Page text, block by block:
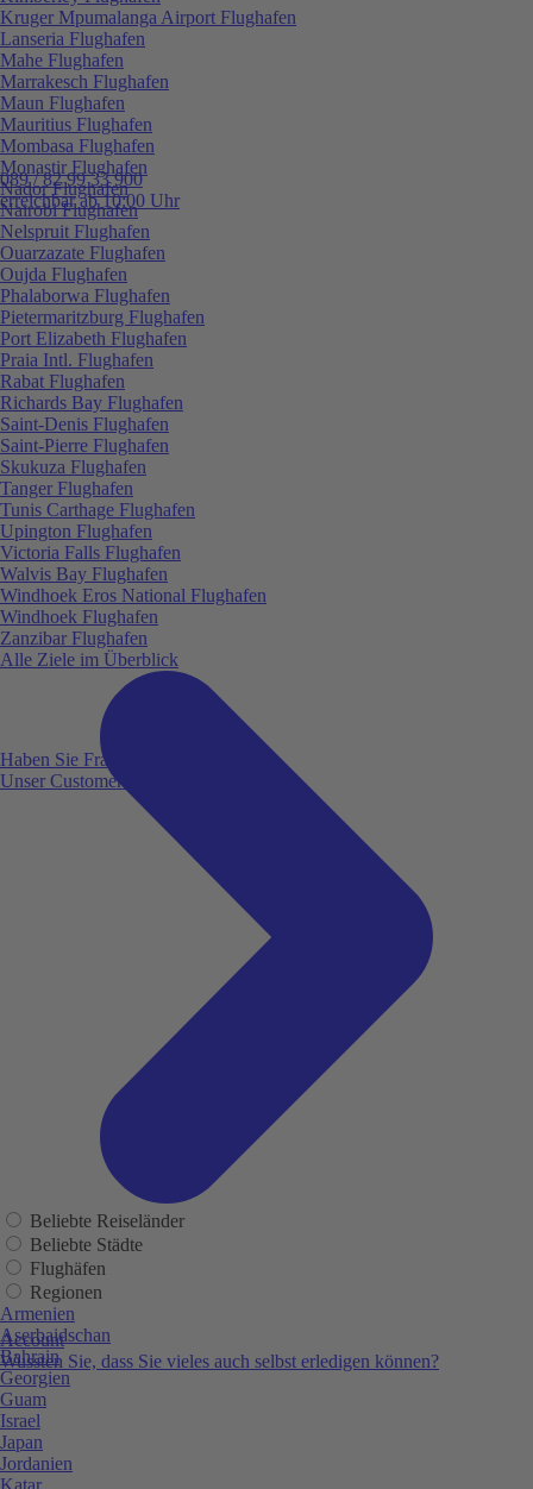
089 / 82 99 33 900
erreichbar ab 10:00 Uhr
Haben Sie Fragen?
Unser Customer Service ist für Sie da!
Account
Wussten Sie, dass Sie vieles auch selbst erledigen können?
Kruger Mpumalanga Airport Flughafen
Lanseria Flughafen
Mahe Flughafen
Marrakesch Flughafen
Maun Flughafen
Mauritius Flughafen
Mombasa Flughafen
Monastir Flughafen
Nador Flughafen
Nairobi Flughafen
Nelspruit Flughafen
Ouarzazate Flughafen
Oujda Flughafen
Phalaborwa Flughafen
Pietermaritzburg Flughafen
Port Elizabeth Flughafen
Praia Intl. Flughafen
Rabat Flughafen
Richards Bay Flughafen
Saint-Denis Flughafen
Saint-Pierre Flughafen
Skukuza Flughafen
Tanger Flughafen
Tunis Carthage Flughafen
Upington Flughafen
Victoria Falls Flughafen
Walvis Bay Flughafen
Windhoek Eros National Flughafen
Windhoek Flughafen
Zanzibar Flughafen
Alle Ziele im Überblick
Beliebte Reiseländer
Beliebte Städte
Flughäfen
Regionen
Armenien
Aserbaidschan
Bahrain
Georgien
Guam
Israel
Japan
Jordanien
Katar